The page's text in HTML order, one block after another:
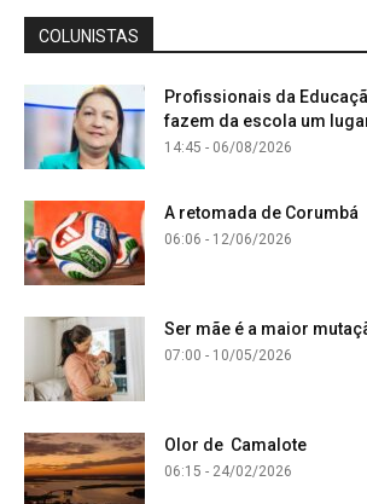
COLUNISTAS
Profissionais da
fazem da escola um
14:45 - 06/08/2026
A retomada de Corumbá
06:06 - 12/06/2026
Ser mãe é a maior
07:00 - 10/05/2026
Olor de Camalote
06:15 - 24/02/2026